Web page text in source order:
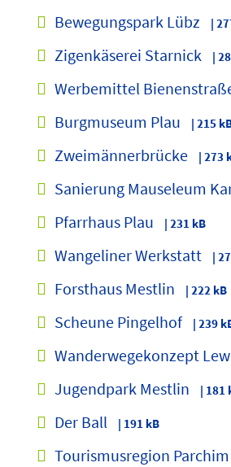
Bewegungspark Lübz |
Zigenkäserei Starnick |
Werbemittel
Burgmuseum Plau | 215
Zweimännerbrücke | 273
Sanierung Mauseleum
Pfarrhaus Plau | 231 kB
Wangeliner Werkstatt |
Forsthaus Mestlin | 222 kB
Scheune Pingelhof | 239
Wanderwegekonzept
Jugendpark Mestlin | 181
Der Ball | 191 kB
Tourismusregion Parchim